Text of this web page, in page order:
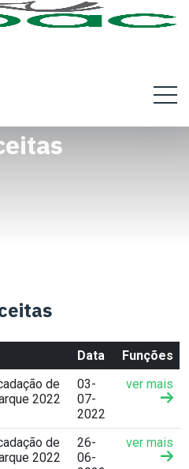
Data
Funções
de
2022
03-
07-
2022
ver mais
de
2022
26-
06-
ver mais